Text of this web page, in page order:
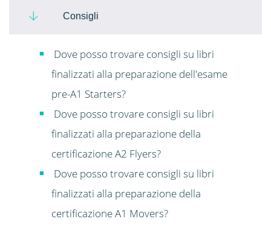
Consigli
Dove posso trovare consigli su libri
finalizzati alla preparazione dell'esame
pre-A1 Starters?
Dove posso trovare consigli su libri
finalizzati alla preparazione della
certificazione A2 Flyers?
Dove posso trovare consigli su libri
finalizzati alla preparazione della
certificazione A1 Movers?